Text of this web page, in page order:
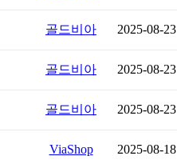
골드비아 2025-08-23
골드비아 2025-08-23
골드비아 2025-08-23
ViaShop 2025-08-18